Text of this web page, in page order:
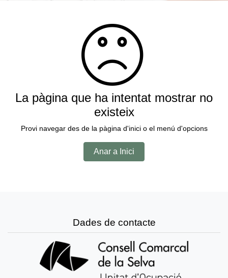
La pàgina que ha intentat mostrar no
existeix
Provi navegar des de la pàgina d'inici o el menú d'opcions
Anar a Inici
Dades de contacte